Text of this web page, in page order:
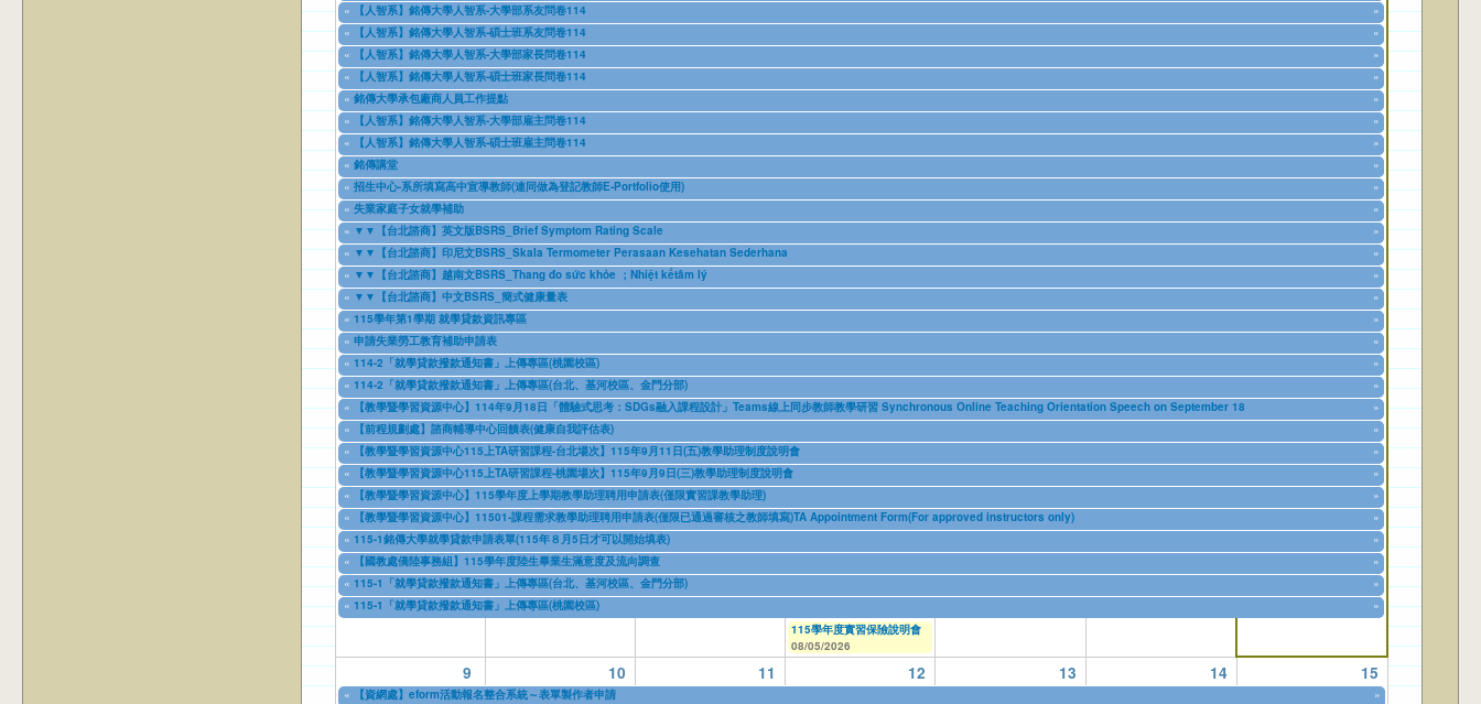
04/08/2025to04/08/2027
«
【人智系】銘傳大學人智系-大學部系友問卷114
04/08/2025to04/08/2027
»
«
【人智系】銘傳大學人智系-碩士班系友問卷114
04/08/2025to04/08/2027
»
«
【人智系】銘傳大學人智系-大學部家長問卷114
04/08/2025to04/08/2027
»
«
【人智系】銘傳大學人智系-碩士班家長問卷114
04/08/2025to04/08/2027
»
« 銘傳大學承包廠商人員工作提點
04/10/2025to04/10/2028
»
«
【人智系】銘傳大學人智系-大學部雇主問卷114
08/24/2025to08/24/2027
»
«
【人智系】銘傳大學人智系-碩士班雇主問卷114
08/24/2025to08/24/2027
»
« 銘傳講堂
09/01/2025to08/31/2026
»
« 招生中心-系所填寫高中宣導教師(連同做為登記教師E-Portfolio使用)
09/01/2025to08/31/2026
»
« 失業家庭子女就學補助
09/03/2025to09/03/2028
»
« ▼▼【台北諮商】英文版BSRS_Brief Symptom Rating Scale
12/23/2025to12/23/2028
»
« ▼▼【台北諮商】印尼文BSRS_Skala Termometer Perasaan Kesehatan Sederhana
12/23/2025to12/23/2028
»
« ▼▼【台北諮商】越南文BSRS_Thang đo sức khỏe ；Nhiệt kếtâm lý
12/23/2025to12/23/2028
»
« ▼▼【台北諮商】中文BSRS_簡式健康量表
12/23/2025to12/23/2028
»
« 115學年第1學期 就學貸款資訊專區
01/01/2026to12/31/2029
»
« 申請失業勞工教育補助申請表
01/02/2026to12/31/2026
»
« 114-2「就學貸款撥款通知書」上傳專區(桃園校區)
01/15/2026to12/31/2026
»
« 114-2「就學貸款撥款通知書」上傳專區(台北、基河校區、金門分部)
01/15/2026to12/30/2026
»
«
【教學暨學習資源中心】114年9月18日「體驗式思考：SDGs融入課程設計」Teams線上同步教師教學研習 Synchronous Online Teaching Orientation Speech on September 18
03/26/2026to08/26/2026
»
«
【前程規劃處】諮商輔導中心回饋表(健康自我評估表)
05/05/2026to05/21/2027
»
«
【教學暨學習資源中心115上TA研習課程-台北場次】115年9月11日(五)教學助理制度說明會
06/12/2026to09/09/2026
»
«
【教學暨學習資源中心115上TA研習課程-桃園場次】115年9月9日(三)教學助理制度說明會
06/12/2026to09/07/2026
»
«
【教學暨學習資源中心】115學年度上學期教學助理聘用申請表(僅限實習課教學助理)
06/23/2026to08/14/2026
»
«
【教學暨學習資源中心】11501-課程需求教學助理聘用申請表(僅限已通過審核之教師填寫)TA Appointment Form(For approved instructors only)
07/30/2026to08/14/2026
»
« 115-1銘傳大學就學貸款申請表單(115年８月5日才可以開始填表)
07/31/2026to12/31/2029
»
«
【國教處僑陸事務組】115學年度陸生畢業生滿意度及流向調查
08/01/2026to07/31/2027
»
« 115-1「就學貸款撥款通知書」上傳專區(台北、基河校區、金門分部)
08/01/2026to12/31/2026
»
« 115-1「就學貸款撥款通知書」上傳專區(桃園校區)
08/01/2026to12/31/2026
»
115學年度實習保險說明會
08/05/2026
9 10 11 12 13 14 15
«
【資網處】eform活動報名整合系統～表單製作者申請
»